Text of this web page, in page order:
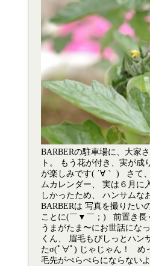
BARBERの駐車場に、大家
ト。 もう花が付き、実が
が楽しみです( ´∀｀ ) さて
ムカレンダー、 実は６月に
しかったため、 ハンサムな
BARBERは 写真を撮りたい
ことに(￣▼￣；) 前置き長
うまがたま〜にお世話にな
くん、 眉毛もぴしっとハン
たσ(ﾟ∀ﾟ) じゃじゃん！
め
毛先がぺらぺらにならない